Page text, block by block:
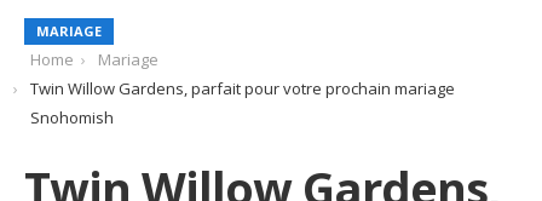
MARIAGE
Home
Mariage
Twin Willow Gardens, parfait pour votre prochain mariage
Snohomish
Twin Willow Gardens,